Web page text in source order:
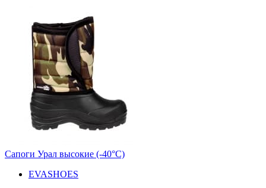
Сапоги Урал высокие (-40°С)
EVASHOES